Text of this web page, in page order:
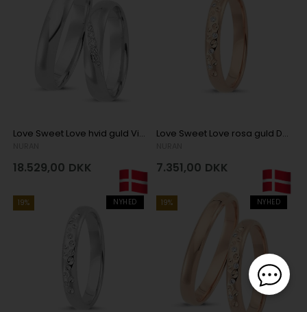
Love Sweet Love hvid guld Vielsesringe med 7 stk diamanter Wesselton VS
18.529,00 DKK
Love Sweet Love rosa guld Damering med 5 stk diamanter Wesselton SI
7.351,00 DKK
NYHED
19% NYHED
19%